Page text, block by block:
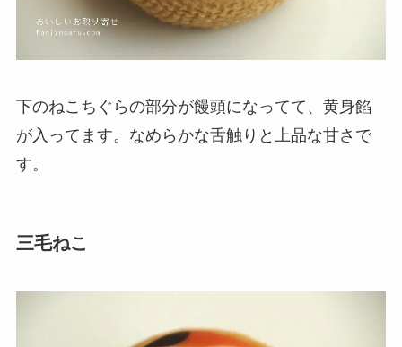
下のねこちぐらの部分が饅頭になってて、黄身餡
が入ってます。なめらかな舌触りと上品な甘さで
す。
三毛ねこ